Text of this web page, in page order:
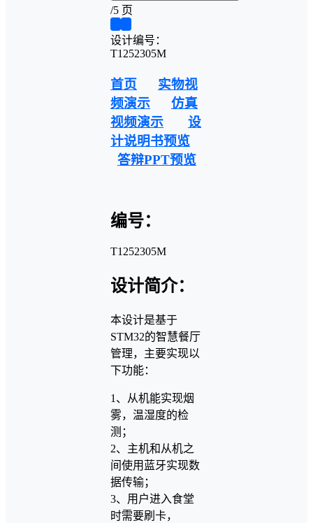
/5 页
设计编号：
T1252305M
首页
实物视
频演示
仿真
视频演示
设
计说明书预览
答辩PPT预览
编号：
T1252305M
设计简介：
本设计是基于
STM32的智慧餐厅
管理，主要实现以
下功能：
1、从机能实现烟
雾，温湿度的检
测；
2、主机和从机之
间使用蓝牙实现数
据传输；
3、用户进入食堂
时需要刷卡，